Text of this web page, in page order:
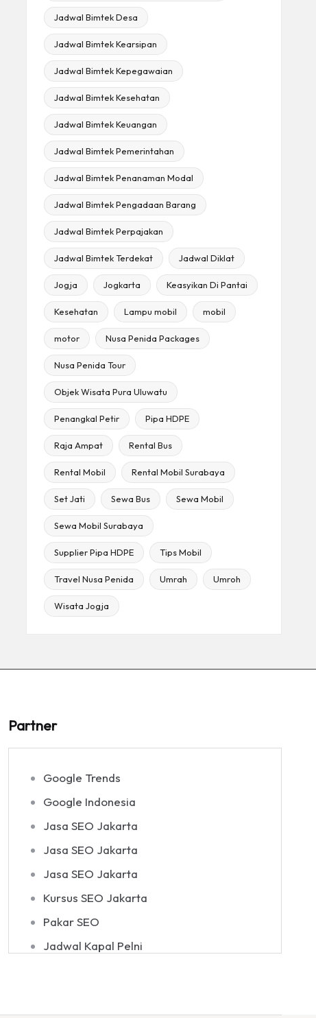
Jadwal Bimtek Desa
Jadwal Bimtek Kearsipan
Jadwal Bimtek Kepegawaian
Jadwal Bimtek Kesehatan
Jadwal Bimtek Keuangan
Jadwal Bimtek Pemerintahan
Jadwal Bimtek Penanaman Modal
Jadwal Bimtek Pengadaan Barang
Jadwal Bimtek Perpajakan
Jadwal Bimtek Terdekat Jadwal Diklat
Jogja Jogkarta Keasyikan Di Pantai
Kesehatan Lampu mobil mobil
motor Nusa Penida Packages
Nusa Penida Tour
Objek Wisata Pura Uluwatu
Penangkal Petir Pipa HDPE
Raja Ampat Rental Bus
Rental Mobil Rental Mobil Surabaya
Set Jati Sewa Bus Sewa Mobil
Sewa Mobil Surabaya
Supplier Pipa HDPE Tips Mobil
Travel Nusa Penida Umrah Umroh
Wisata Jogja
Partner
Google Trends
Google Indonesia
Jasa SEO Jakarta
Jasa SEO Jakarta
Jasa SEO Jakarta
Kursus SEO Jakarta
Pakar SEO
Jadwal Kapal Pelni